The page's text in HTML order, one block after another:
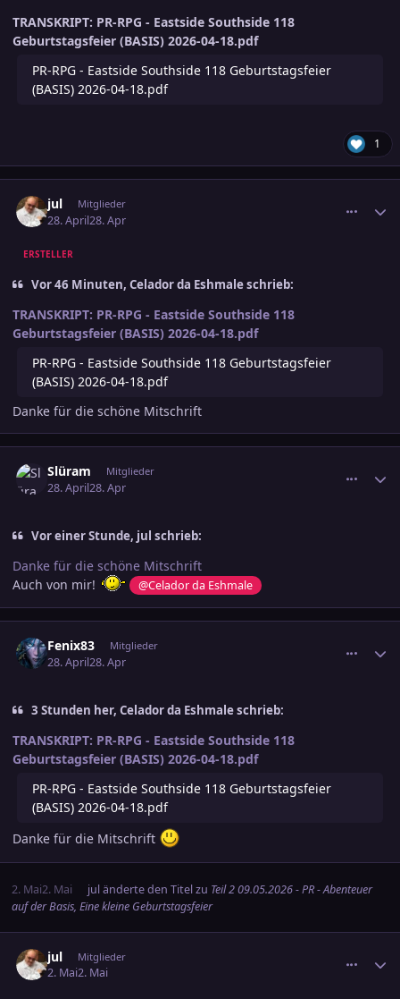
TRANSKRIPT: PR-RPG - Eastside Southside 118
Geburtstagsfeier (BASIS) 2026-04-18.pdf
PR-RPG - Eastside Southside 118 Geburtstagsfeier
(BASIS) 2026-04-18.pdf
1
jul Mitglieder
28. April28. Apr
ERSTELLER
Vor 46 Minuten, Celador da Eshmale schrieb:
TRANSKRIPT: PR-RPG - Eastside Southside 118
Geburtstagsfeier (BASIS) 2026-04-18.pdf
PR-RPG - Eastside Southside 118 Geburtstagsfeier
(BASIS) 2026-04-18.pdf
Danke für die schöne Mitschrift
Slüram Mitglieder
28. April28. Apr
Vor einer Stunde, jul schrieb:
Danke für die schöne Mitschrift
Auch von mir!
@Celador da Eshmale
Fenix83 Mitglieder
28. April28. Apr
3 Stunden her, Celador da Eshmale schrieb:
TRANSKRIPT: PR-RPG - Eastside Southside 118
Geburtstagsfeier (BASIS) 2026-04-18.pdf
PR-RPG - Eastside Southside 118 Geburtstagsfeier
(BASIS) 2026-04-18.pdf
Danke für die Mitschrift
2. Mai2. Mai juländerte den Titel zu Teil 2 09.05.2026 - PR - Abenteuer
auf der Basis, Eine kleine Geburtstagsfeier
jul Mitglieder
2. Mai2. Mai